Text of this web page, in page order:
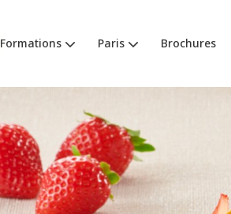
Formations Paris Brochures